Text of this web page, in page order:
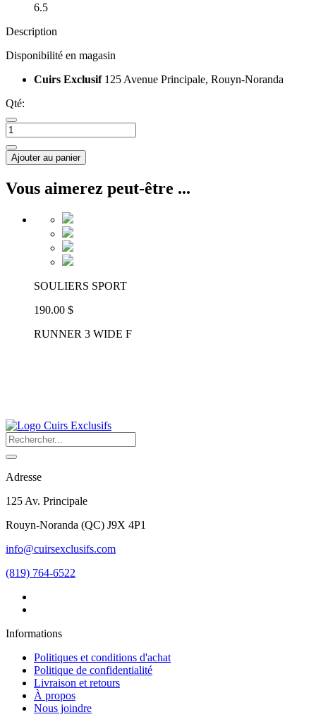
6.5
Description
Disponibilité en magasin
Cuirs Exclusif 125 Avenue Principale, Rouyn-Noranda
Qté:
Ajouter au panier
Vous aimerez peut-être ...
SOULIERS SPORT
190.00 $
RUNNER 3 WIDE F
Adresse
125 Av. Principale
Rouyn-Noranda (QC) J9X 4P1
info@cuirsexclusifs.com
(819) 764-6522
Informations
Politiques et conditions d'achat
Politique de confidentialité
Livraison et retours
À propos
Nous joindre